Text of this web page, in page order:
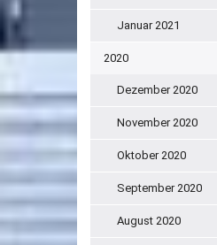
Januar 2021
2020
Dezember 2020
November 2020
Oktober 2020
September 2020
August 2020